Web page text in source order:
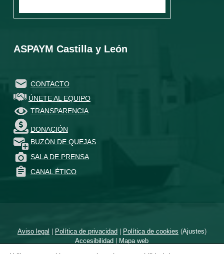
ASPAYM Castilla y León
CONTACTO
ÚNETE AL EQUIPO
TRANSPARENCIA
DONACIÓN
BUZÓN DE QUEJAS
SALA DE PRENSA
CANAL ÉTICO
Aviso legal | Política de privacidad| Política de cookies (Ajustes)
Accesibilidad | Mapa web